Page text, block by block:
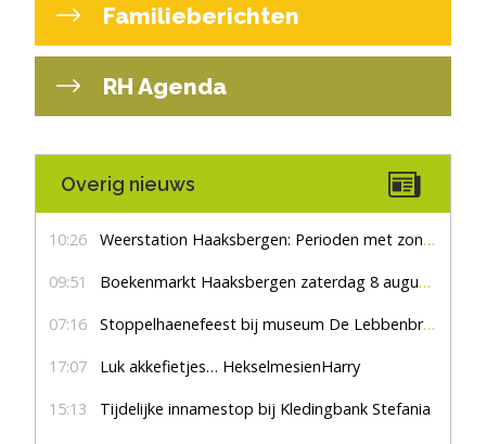
Familieberichten
RH Agenda
Overig nieuws
10:26 Weerstation Haaksbergen: Perioden met zon en droog
09:51 Boekenmarkt Haaksbergen zaterdag 8 augustus, marktplein Haaksbergen
07:16 Stoppelhaenefeest bij museum De Lebbenbrugge
17:07 Luk akkefietjes… HekselmesienHarry
15:13 Tijdelijke innamestop bij Kledingbank Stefania